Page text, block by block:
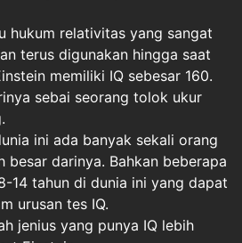
hukum relativitas yang sangat
terus digunakan hingga saat
memiliki IQ sebesar 160.
sebai seorang tolok ukur
ini ada banyak sekali orang
besar darinya. Bahkan beberapa
14 tahun di dunia ini yang dapat
urusan tes IQ.
jenius yang punya IQ lebih